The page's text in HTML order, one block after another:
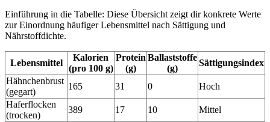
Einführung in die Tabelle: Diese Übersicht zeigt dir konkrete Werte
zur Einordnung häufiger Lebensmittel nach Sättigung und
Nährstoffdichte.
Lebensmittel
Kalorien
(pro 100 g)
Protein
(g)
Ballaststoffe
(g)
Sättigungsindex
Hähnchenbrust
(gegart)
165 31 0
Hoch
Haferflocken
(trocken)
389 17 10
Mittel